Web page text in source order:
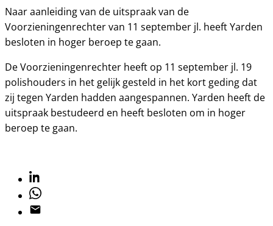
Naar aanleiding van de uitspraak van de
Voorzieningenrechter van 11 september jl. heeft Yarden
besloten in hoger beroep te gaan.
De Voorzieningenrechter heeft op 11 september jl. 19
polishouders in het gelijk gesteld in het kort geding dat
zij tegen Yarden hadden aangespannen. Yarden heeft de
uitspraak bestudeerd en heeft besloten om in hoger
beroep te gaan.
Linkedin
Whatsapp
Email